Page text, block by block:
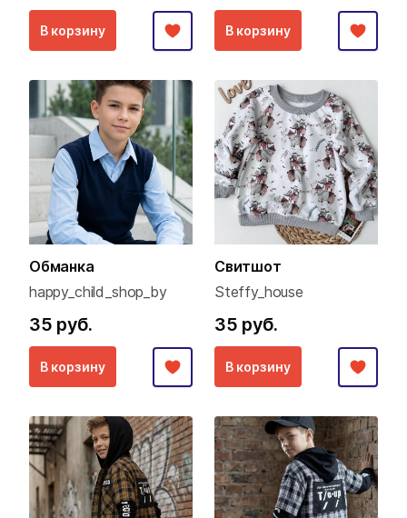
В корзину В корзину
Обманка
happy_child_shop_by
35 руб.
В корзину
Свитшот
Steffy_house
35 руб.
В корзину